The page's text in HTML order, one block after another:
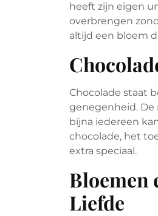
heeft zijn eigen
overbrengen
altijd een bloem
Chocolade staat
genegenheid.
bijna iedereen
chocolade, het
extra speciaal.
Bloemen
Liefde